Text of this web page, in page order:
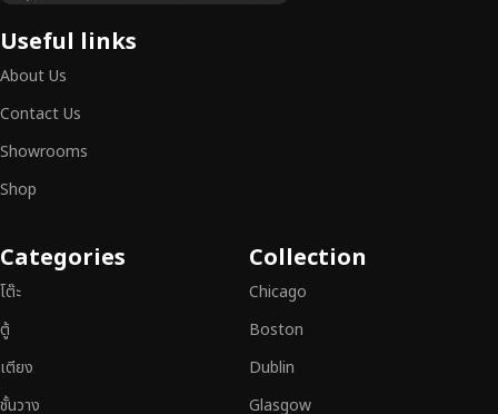
เฟอร์นิเจอร์ไม้ไม่ใช่เพียงของตกแต่ง แต่เป็นงานศิลปะที่สะท้อนถึงรสนิยมและ
สามารถผสานความสวยงาม ความแข็งแรง และการใช้งานที่ตอบโจทย์ทุกความ
ต้องการได้อย่างลงตัว เฟอร์นิเจอร์ทุกชิ้นของเราผลิตจากวัสดุคุณภาพสูง ผ่าน
การตรวจสอบมาตรฐานอย่างเคร่งครัด
สิก และการใช้งานที่ยาวนาน
ประกันคุณภาพและการบริการที่ดีที่สุด
Useful links
About Us
Contact Us
Showrooms
Shop
Categories
โต๊ะ
ตู้
เตียง
ชั้นวาง
Collection
Chicago
Boston
Dublin
Glasgow